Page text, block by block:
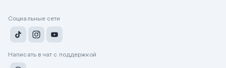
Социальные сети
Написать в чат с поддержкой